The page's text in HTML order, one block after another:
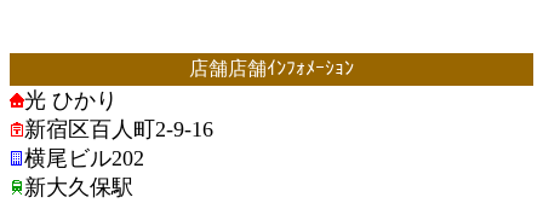
店舗店舗ｲﾝﾌｫﾒｰｼｮﾝ
光 ひかり
新宿区百人町2-9-16
横尾ビル202
新大久保駅